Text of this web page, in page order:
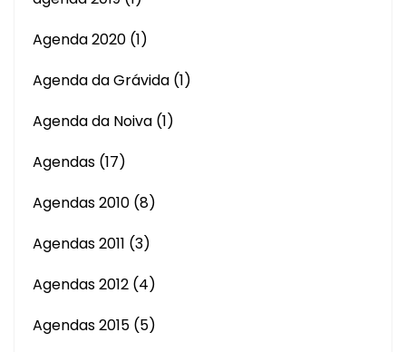
Agenda 2020 (1)
Agenda da Grávida (1)
Agenda da Noiva (1)
Agendas (17)
Agendas 2010 (8)
Agendas 2011 (3)
Agendas 2012 (4)
Agendas 2015 (5)